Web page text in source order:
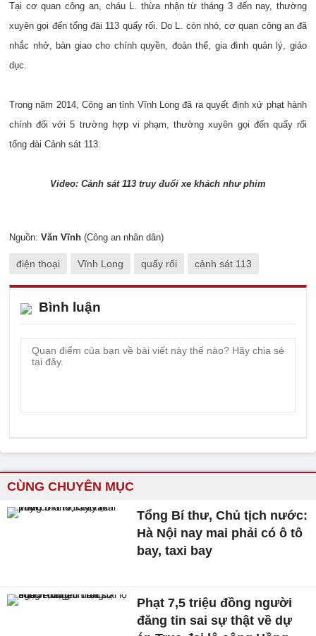
Tại cơ quan công an, cháu L. thừa nhận từ tháng 3 đến nay, thường
xuyên gọi đến tổng đài 113 quấy rối. Do L. còn nhỏ, cơ quan công an đã
nhắc nhở, bàn giao cho chính quyền, đoàn thể, gia đình quản lý, giáo
dục.
Trong năm 2014, Công an tỉnh Vĩnh Long đã ra quyết định xử phạt hành
chính đối với 5 trường hợp vi phạm, thường xuyên gọi đến quấy rối
tổng đài Cảnh sát 113.
Video: Cảnh sát 113 truy đuổi xe khách như phim
Nguồn: Văn Vĩnh (Công an nhân dân)
điện thoại Vĩnh Long quấy rối cảnh sát 113
Bình luận
CÙNG CHUYÊN MỤC
Tổng Bí thư, Chủ tịch nước:
Hà Nội nay mai phải có ô tô
bay, taxi bay
Phạt 7,5 triệu đồng người
đăng tin sai sự thật về dự